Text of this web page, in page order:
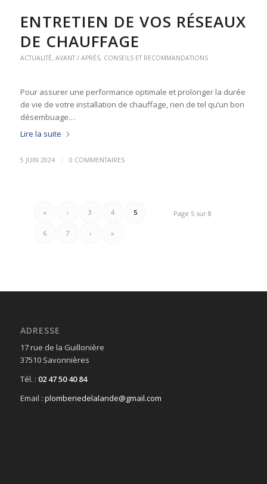
ENTRETIEN DE VOS RÉSEAUX
DE CHAUFFAGE
ACTUALITÉ, AVANT / APRÈS, CONSEILS ET RECOMMANDATIONS
Pour assurer une performance optimale et prolonger la durée
de vie de votre installation de chauffage, rien de tel qu’un bon
désembuage…
Lire la suite
5 JUIN 2024 / 0 COMMENTAIRES
Page 5 sur 8
« ‹ 3 4 5
6 7 › »
ADRESSE
17 rue de la Guillonière
37510 Savonnières
Tél. : 02 47 50 40 84
Email : plomberiedelalande@gmail.com